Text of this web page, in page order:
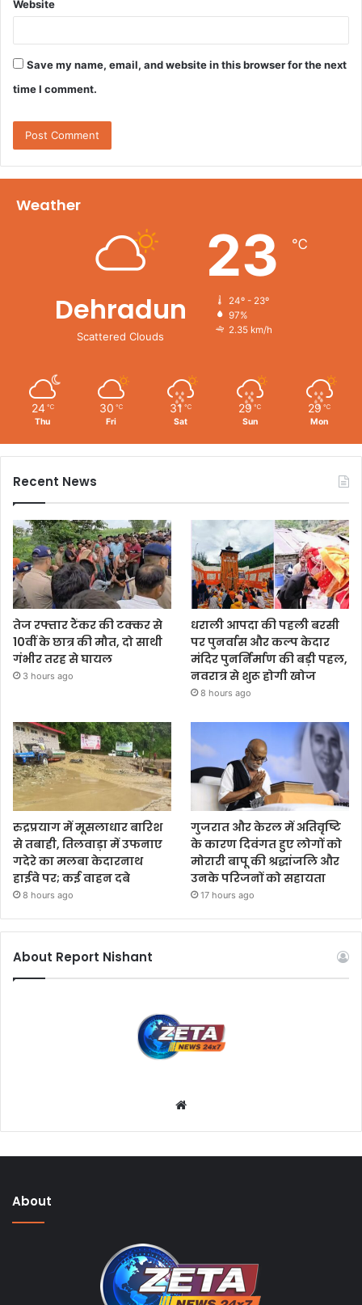
Website
Save my name, email, and website in this browser for the next
time I comment.
Weather
Dehradun
Scattered Clouds
23 ℃
24º - 23º
97%
2.35 km/h
24 ℃
Thu
30 ℃
Fri
31 ℃
Sat
29 ℃
Sun
29 ℃
Mon
Recent News
तेज रफ्तार टैंकर की टक्कर से
10वीं के छात्र की मौत, दो साथी
गंभीर तरह से घायल
3 hours ago
धराली आपदा की पहली बरसी
पर पुनर्वास और कल्प केदार
मंदिर पुनर्निर्माण की बड़ी पहल,
नवरात्र से शुरू होगी खोज
8 hours ago
रुद्रप्रयाग में मूसलाधार बारिश
से तबाही, तिलवाड़ा में उफनाए
गदेरे का मलबा केदारनाथ
हाईवे पर; कई वाहन दबे
8 hours ago
गुजरात और केरल में अतिवृष्टि
के कारण दिवंगत हुए लोगों को
मोरारी बापू की श्रद्धांजलि और
उनके परिजनों को सहायता
17 hours ago
About Report Nishant
About